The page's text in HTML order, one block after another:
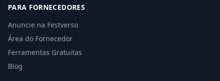
PARA FORNECEDORES
Anuncie na Festverso
Área do Fornecedor
Ferramentas Gratuitas
Blog